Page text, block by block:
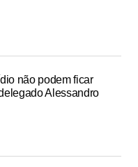
não podem ficar
Alessandro